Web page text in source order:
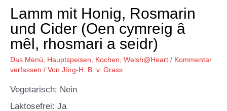
Lamm mit Honig, Rosmarin
und Cider (Oen cymreig â
mêl, rhosmari a seidr)
Das Menü Hauptspeisen Kochen Welsh@Heart / Kommentar
verfassen / Von Jörg-H. B. v. Grass
Vegetarisch: Nein
Laktosefrei: Ja